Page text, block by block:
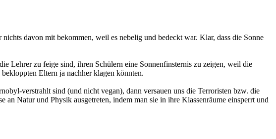
davon mit bekommen, weil es nebelig und bedeckt war. Klar, dass die Sonne
Lehrer zu feige sind, ihren Schülern eine Sonnenfinsternis zu zeigen, weil die
Eltern ja nachher klagen könnten.
verstrahlt sind (und nicht vegan), dann versauen uns die Terroristen bzw. die
Natur und Physik ausgetreten, indem man sie in ihre Klassenräume einsperrt und